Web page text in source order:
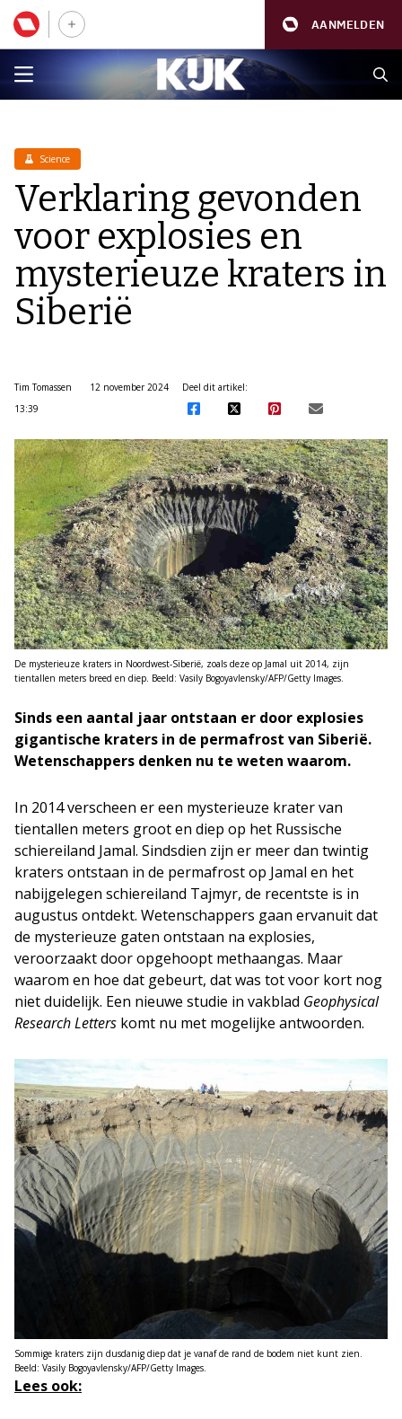
AANMELDEN
Science
Verklaring gevonden
voor explosies en
mysterieuze kraters in
Siberië
Tim Tomassen
12 november 2024
13:39
Deel dit artikel:
De mysterieuze kraters in Noordwest-Siberië, zoals deze op Jamal uit 2014, zijn
tientallen meters breed en diep. Beeld: Vasily Bogoyavlensky/AFP/Getty Images.
Sinds een aantal jaar ontstaan er door explosies
gigantische kraters in de permafrost van Siberië.
Wetenschappers denken nu te weten waarom.
In 2014 verscheen er een mysterieuze krater van
tientallen meters groot en diep op het Russische
schiereiland Jamal. Sindsdien zijn er meer dan twintig
kraters ontstaan in de permafrost op Jamal en het
nabijgelegen schiereiland Tajmyr, de recentste is in
augustus ontdekt. Wetenschappers gaan ervanuit dat
de mysterieuze gaten ontstaan na explosies,
veroorzaakt door opgehoopt methaangas. Maar
waarom en hoe dat gebeurt, dat was tot voor kort nog
niet duidelijk. Een nieuwe studie in vakblad Geophysical
Research Letters komt nu met mogelijke antwoorden.
Sommige kraters zijn dusdanig diep dat je vanaf de rand de bodem niet kunt zien.
Beeld: Vasily Bogoyavlensky/AFP/Getty Images.
Lees ook: